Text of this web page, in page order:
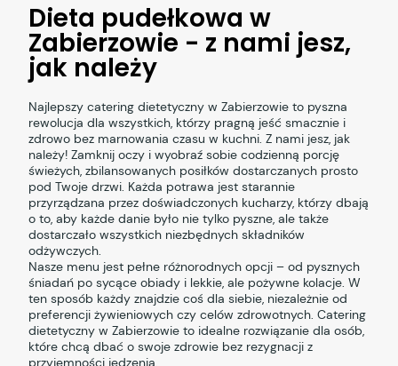
Dieta pudełkowa w
Zabierzowie - z nami jesz,
jak należy
Najlepszy catering dietetyczny w Zabierzowie to pyszna
rewolucja dla wszystkich, którzy pragną jeść smacznie i
zdrowo bez marnowania czasu w kuchni. Z nami jesz, jak
należy! Zamknij oczy i wyobraź sobie codzienną porcję
świeżych, zbilansowanych posiłków dostarczanych prosto
pod Twoje drzwi. Każda potrawa jest starannie
przyrządzana przez doświadczonych kucharzy, którzy dbają
o to, aby każde danie było nie tylko pyszne, ale także
dostarczało wszystkich niezbędnych składników
odżywczych.
Nasze menu jest pełne różnorodnych opcji – od pysznych
śniadań po sycące obiady i lekkie, ale pożywne kolacje. W
ten sposób każdy znajdzie coś dla siebie, niezależnie od
preferencji żywieniowych czy celów zdrowotnych. Catering
dietetyczny w Zabierzowie to idealne rozwiązanie dla osób,
które chcą dbać o swoje zdrowie bez rezygnacji z